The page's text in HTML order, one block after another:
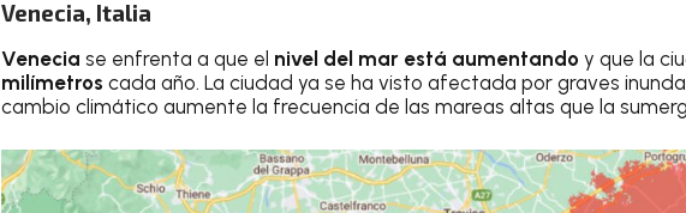
Venecia, Italia
Venecia se enfrenta a que el nivel del mar está aumentando y que la
milímetros cada año. La ciudad ya se ha visto afectada por graves
cambio climático aumente la frecuencia de las mareas altas que la